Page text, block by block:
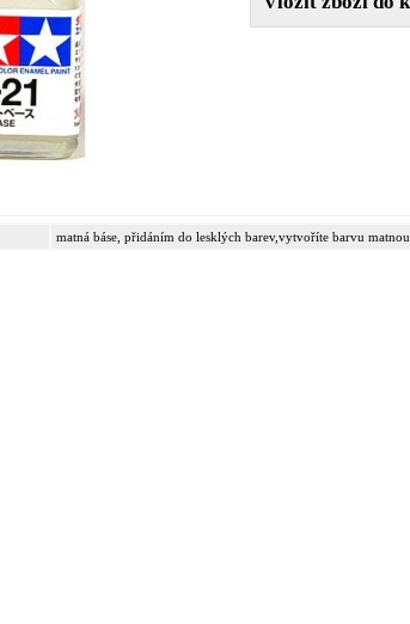
matná báse, přidáním do lesklých barev,vytvoříte barvu matnou